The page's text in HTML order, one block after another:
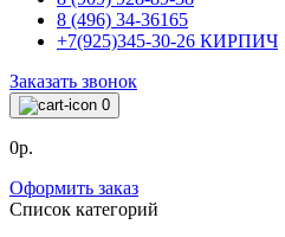
8 (496) 34-36165
+7(925)345-30-26 КИРПИЧ
Заказать звонок
0
0р.
Оформить заказ
Список категорий